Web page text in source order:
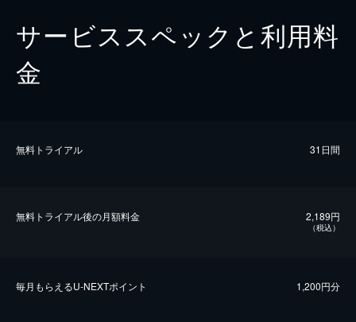
サービススペックと利用料
金
無料トライアル 31日間
無料トライアル後の⽉額料金 2,189円
（税込）
毎⽉もらえるU-NEXTポイント 1,200円分